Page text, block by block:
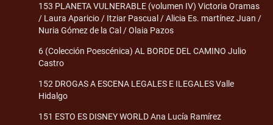
153 PLANETA VULNERABLE (volumen IV) Victoria Oramas
/ Laura Aparicio / Itziar Pascual / Alicia Es. martínez Juan /
Nuria Gómez de la Cal / Olaia Pazos
6 (Colección Poescénica) AL BORDE DEL CAMINO Julio
Castro
152 DROGAS A ESCENA LEGALES E ILEGALES Valle
Hidalgo
151 ESTO ES DISNEY WORLD Ana Lucía Ramírez